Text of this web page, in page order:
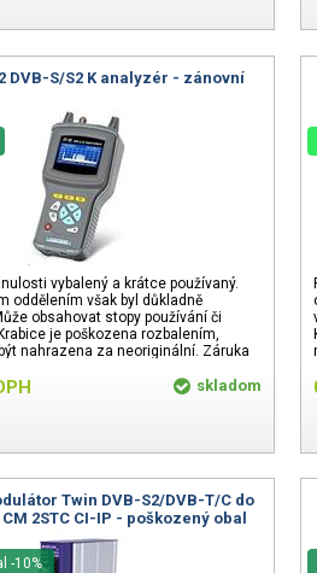
DVB-S/S2 K analyzér - zánovní
vybalený a krátce používaný.
oddělením však byl důkladně
obsahovat stopy používání či
je poškozena rozbalením,
nahrazena za neoriginální. Záruka
skladom
Twin DVB-S2/DVB-T/C do
2STC CI-IP - poškozený obal
-10%